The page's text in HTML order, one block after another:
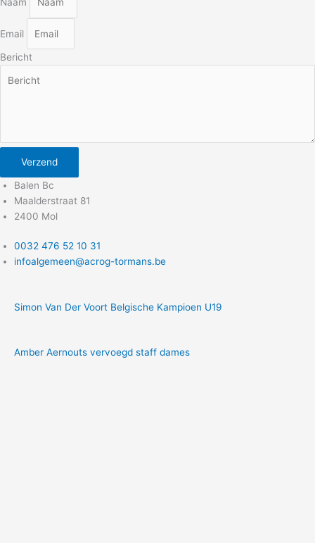
Naam
Email
Bericht
Verzend
Balen Bc
Maalderstraat 81
2400 Mol
0032 476 52 10 31
infoalgemeen@acrog-tormans.be
Simon Van Der Voort Belgische Kampioen U19
Amber Aernouts vervoegd staff dames